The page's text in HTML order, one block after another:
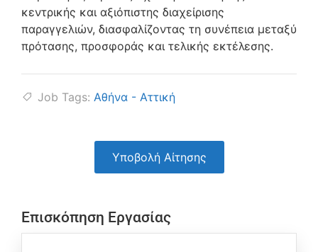
κεντρικής και αξιόπιστης διαχείρισης
παραγγελιών, διασφαλίζοντας τη συνέπεια μεταξύ
πρότασης, προσφοράς και τελικής εκτέλεσης.
Job Tags: Αθήνα - Αττική
Υποβολή Αίτησης
Επισκόπηση Εργασίας